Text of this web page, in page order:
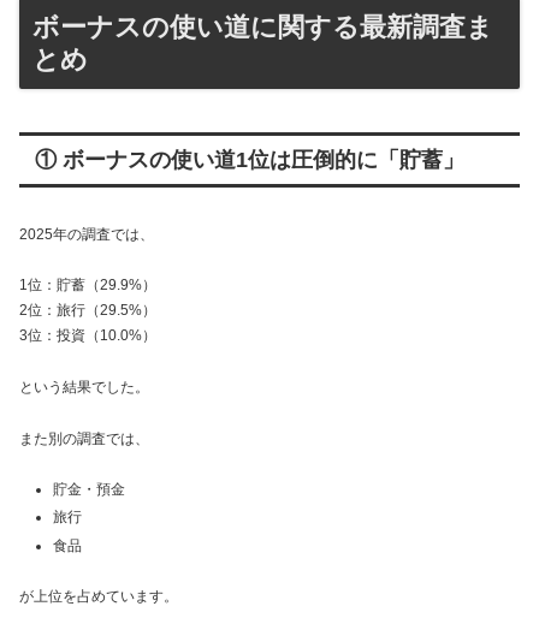
ボーナスの使い道に関する最新調査ま
とめ
① ボーナスの使い道1位は圧倒的に「貯蓄」
2025年の調査では、
1位：貯蓄（29.9%）
2位：旅行（29.5%）
3位：投資（10.0%）
という結果でした。
また別の調査では、
貯金・預金
旅行
食品
が上位を占めています。